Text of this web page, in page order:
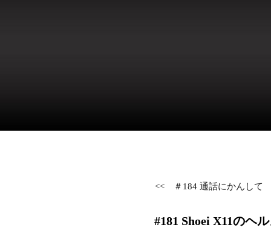
<< ＃184 通話にかんして
#181 Shoei X11のヘ